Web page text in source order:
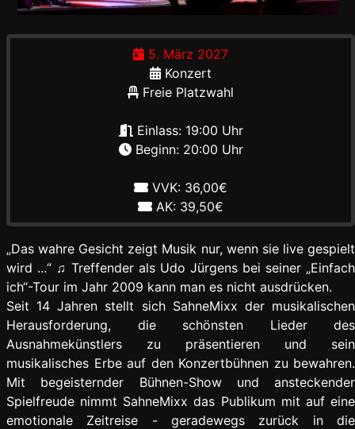
5. März 2027
Konzert
Freie Platzwahl
Einlass: 19:00 Uhr
Beginn: 20:00 Uhr
VVK: 36,00€
AK: 39,50€
„Das wahre Gesicht zeigt Musik nur, wenn sie live gespielt
wird ...“ ♫ Treffender als Udo Jürgens bei seiner „Einfach
ich“-Tour im Jahr 2009 kann man es nicht ausdrücken.
Seit 14 Jahren stellt sich SahneMixx der musikalischen
Herausforderung, die schönsten Lieder des
Ausnahmekünstlers zu präsentieren und sein
musikalisches Erbe auf den Konzertbühnen zu bewahren.
Mit begeisternder Bühnen-Show und ansteckender
Spielfreude nimmt SahneMixx das Publikum mit auf eine
emotionale Zeitreise - geradewegs zurück in die